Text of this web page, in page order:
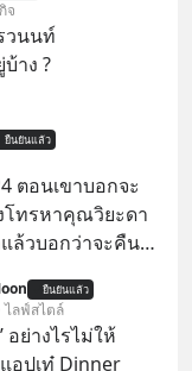
จ
วนนท์
าง ?
ยืนยันแล้ว
ตอนเขาบอกจะ
โทรหาคุณวิยะดา
ล้วบอกว่าจะคืน
อกว่าจะได้เงิน
ยืนยันแล้ว
ไลฟ์สไตล์
อย่างไรไม่ให้
อปเท๋ Dinner